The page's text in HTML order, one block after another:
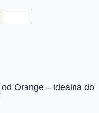
Share
Orange – idealna do